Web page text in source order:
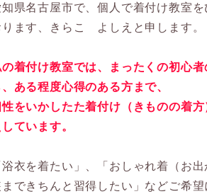
県名古屋市で、個人で着付け教室を
ります、きらこ よしえと申します。
着付け教室では、まったくの初心
、ある程度心得のある方まで、
をいかしたた着付け（きものの着方
しています。
浴衣を着たい」、「おしゃれ着（お
まできちんと習得したい」などご希